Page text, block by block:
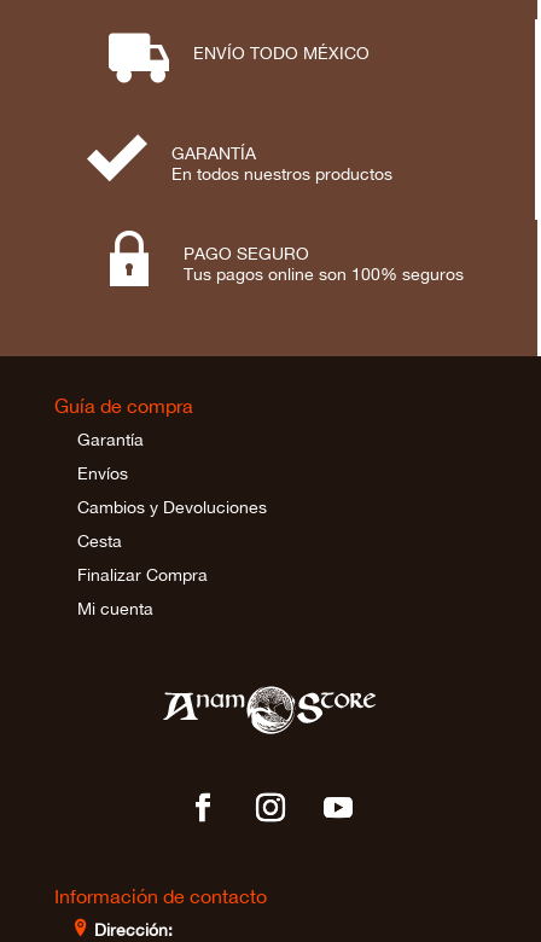
⋑ ENVÍO TODO MÉXICO
⋟
GARANTÍA
En todos nuestros productos

PAGO SEGURO
Tus pagos online son 100% seguros
Guía de compra
Garantía
Envíos
Cambios y Devoluciones
Cesta
Finalizar Compra
Mi cuenta
Información de contacto
⊩ Dirección: